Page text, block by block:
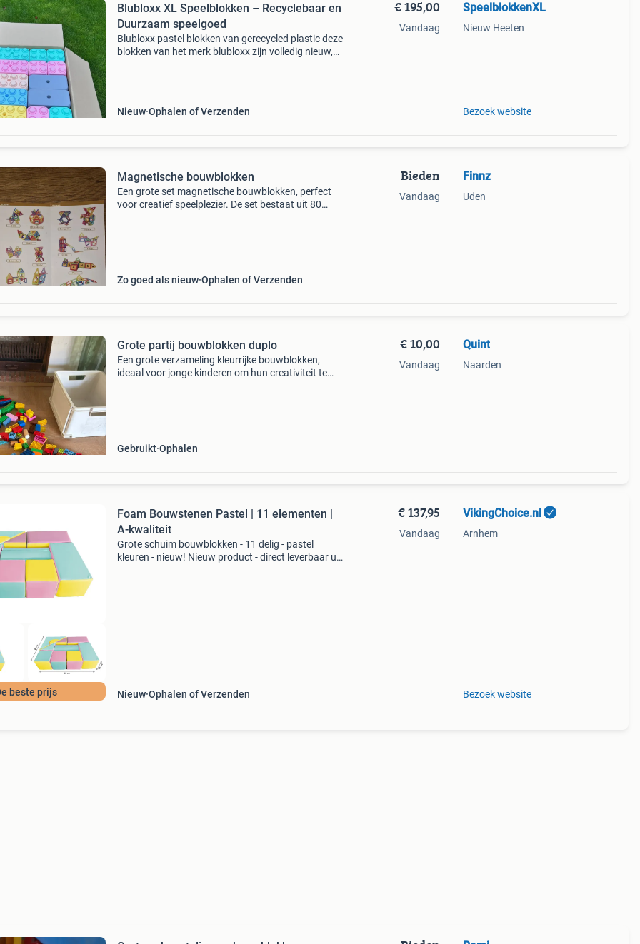
Blubloxx XL Speelblokken – Recyclebaar en
Duurzaam speelgoed
Blubloxx pastel blokken van gerecycled plastic deze
blokken van het merk blubloxx zijn volledig nieuw,
Nieuw Ophalen of Verzenden
€ 195,00
Vandaag
SpeelblokkenXL
Nieuw Heeten
Bezoek website
Magnetische bouwblokken
Een grote set magnetische bouwblokken, perfect
voor creatief speelplezier. De set bestaat uit 80
Zo goed als nieuw Ophalen of Verzenden
Bieden
Vandaag
Finnz
Uden
Grote partij bouwblokken duplo
Een grote verzameling kleurrijke bouwblokken,
ideaal voor jonge kinderen om hun creativiteit te
Gebruikt Ophalen
€ 10,00
Vandaag
Quint
Naarden
beste prijs
Foam Bouwstenen Pastel | 11 elementen |
A-kwaliteit
Grote schuim bouwblokken - 11 delig - pastel
kleuren - nieuw! Nieuw product - direct leverbaar uit
Nieuw Ophalen of Verzenden
€ 137,95
Vandaag
VikingChoice.nl
Arnhem
Bezoek website